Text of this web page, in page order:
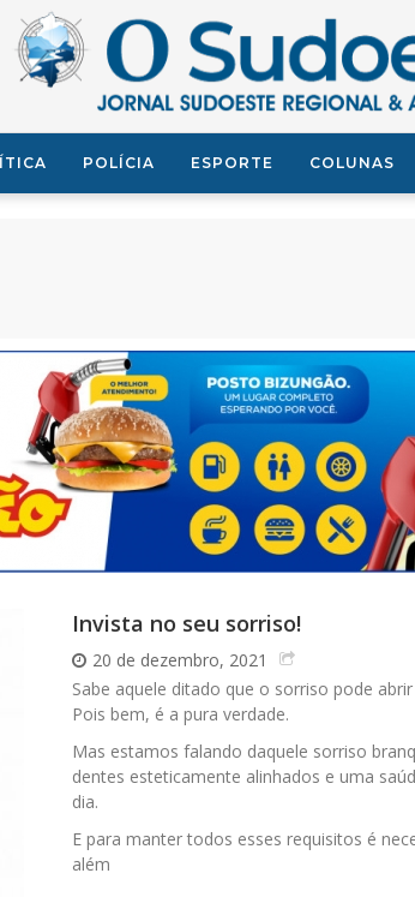
POLÍCIA ESPORTE COLUNAS
Invista no seu sorriso!
20 de dezembro, 2021
Sabe aquele ditado que o sorriso pode
Pois bem, é a pura verdade.
Mas estamos falando daquele sorriso
dentes esteticamente alinhados e uma
dia.
E para manter todos esses requisitos é
além